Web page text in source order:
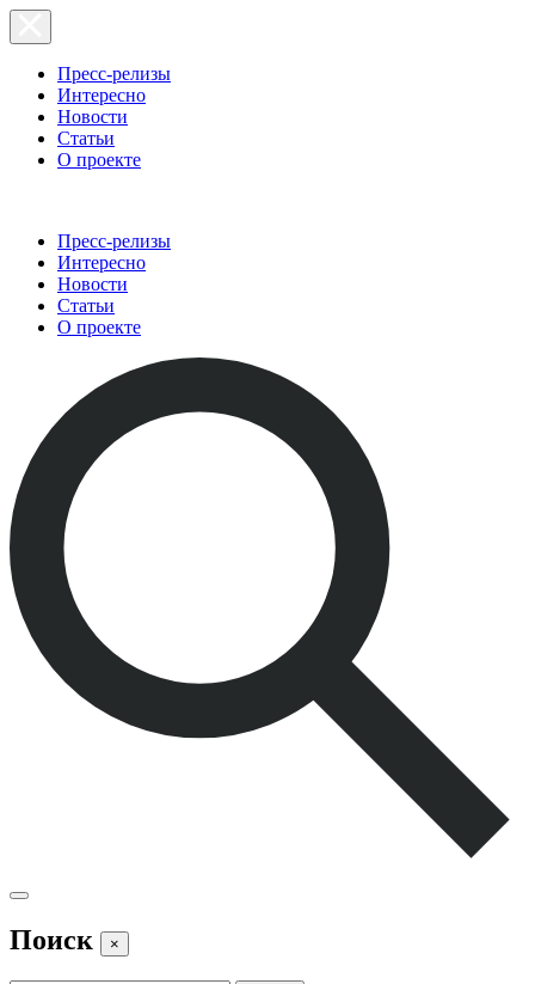
Пресс-релизы
Интересно
Новости
Статьи
О проекте
Пресс-релизы
Интересно
Новости
Статьи
О проекте
Поиск ×